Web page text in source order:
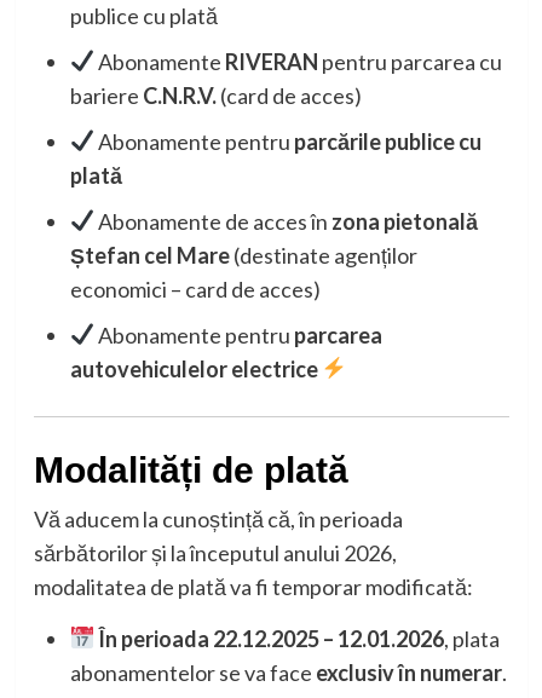
publice cu plată
Abonamente RIVERAN pentru parcarea cu
bariere C.N.R.V.(card de acces)
Abonamente pentru parcările publice cu
plată
Abonamente de acces în zona pietonală
Ștefan cel Mare(destinate agenților
economici – card de acces)
Abonamente pentru parcarea
autovehiculelor electrice
Modalități de plată
Vă aducem la cunoștință că, în perioada
sărbătorilor și la începutul anului 2026,
modalitatea de plată va fi temporar modificată:
În perioada 22.12.2025 – 12.01.2026, plata
abonamentelor se va face exclusiv în numerar.